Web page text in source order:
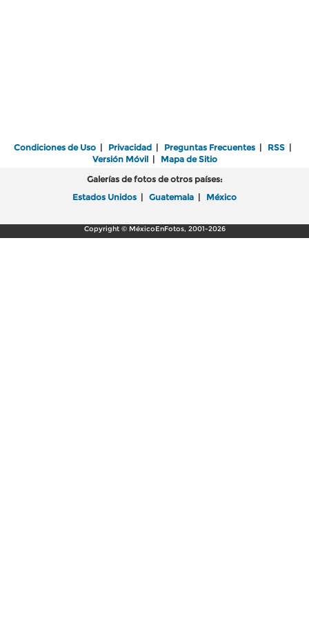
Condiciones de Uso | Privacidad | Preguntas Frecuentes | RSS |
Versión Móvil| Mapa de Sitio
Galerías de fotos de otros países:
Estados Unidos | Guatemala | México
Copyright © MéxicoEnFotos, 2001-2026